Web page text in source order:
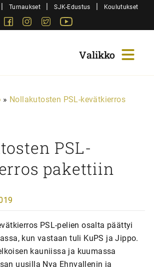
| Turnaukset | SJK-Edustus | Koulutukset
FacebookInstagram
Twitter
» Nollakutosten PSL-kevätkierros
PSL-
pakettiin
PSL-pelien osalta päättyi
kun vastaan tuli KuPS ja Jippo.
kauniissa ja kuumassa
uusilla Nya Ehnvallenin ja